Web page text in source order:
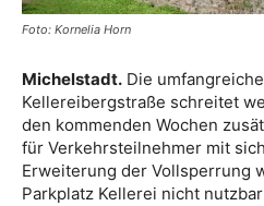
Foto: Kornelia Horn
Michelstadt. Die
Kellereibergstraße schreitet
den kommenden Wochen
für Verkehrsteilnehmer mit
Erweiterung der Vollsperrung
Parkplatz Kellerei nicht